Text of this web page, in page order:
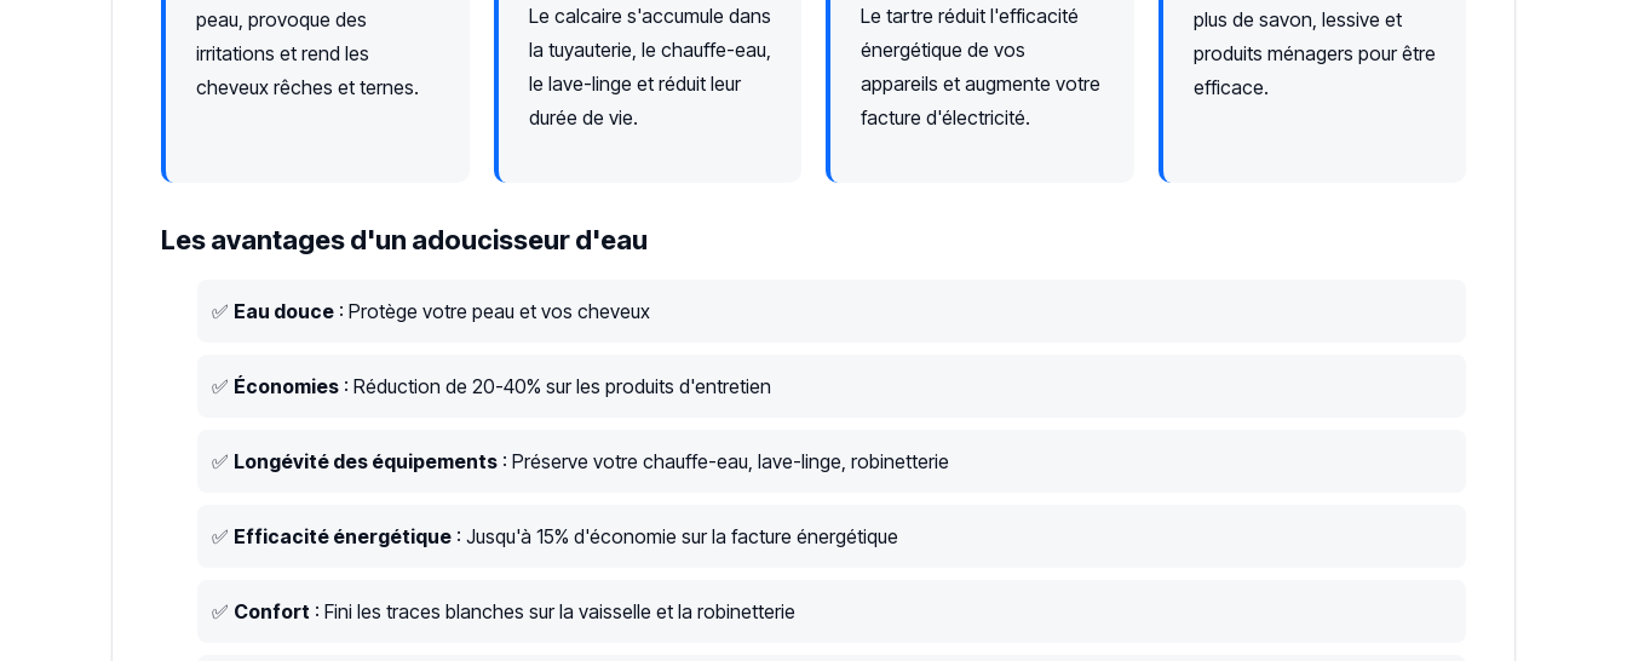
peau, provoque des
irritations et rend les
cheveux rêches et ternes.
Le calcaire s'accumule dans
la tuyauterie, le chauffe-eau,
le lave-linge et réduit leur
durée de vie.
Le tartre réduit l'efficacité
énergétique de vos
appareils et augmente votre
facture d'électricité.
plus de savon, lessive et
produits ménagers pour être
efficace.
Les avantages d'un adoucisseur d'eau
✅ Eau douce : Protège votre peau et vos cheveux
✅ Économies : Réduction de 20-40% sur les produits d'entretien
✅ Longévité des équipements : Préserve votre chauffe-eau, lave-linge, robinetterie
✅ Efficacité énergétique : Jusqu'à 15% d'économie sur la facture énergétique
✅ Confort : Fini les traces blanches sur la vaisselle et la robinetterie